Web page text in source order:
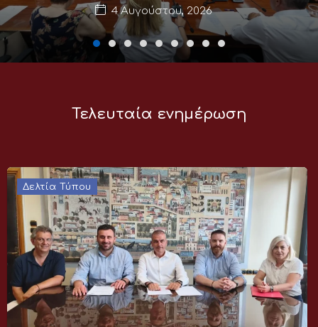
4 Αυγούστου, 2026
Τελευταία ενημέρωση
Δελτία Τύπου